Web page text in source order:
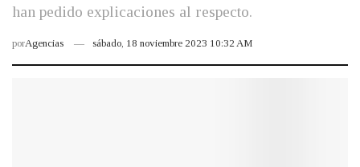
han pedido explicaciones al respecto.
porAgencias sábado, 18 noviembre 2023 10:32 AM